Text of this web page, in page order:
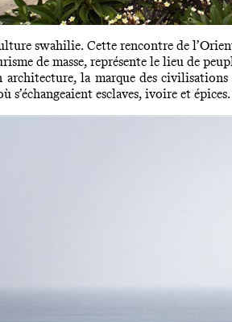
swahilie. Cette rencontre de
de masse, représente le lieu de
la marque des
s’échangeaient esclaves, ivoire et épices.